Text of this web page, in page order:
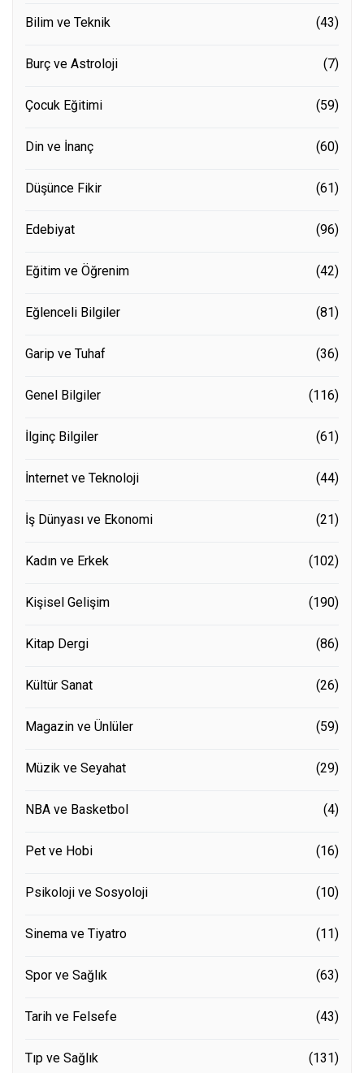
Bilim ve Teknik (43)
Burç ve Astroloji (7)
Çocuk Eğitimi (59)
Din ve İnanç (60)
Düşünce Fikir (61)
Edebiyat (96)
Eğitim ve Öğrenim (42)
Eğlenceli Bilgiler (81)
Garip ve Tuhaf (36)
Genel Bilgiler (116)
İlginç Bilgiler (61)
İnternet ve Teknoloji (44)
İş Dünyası ve Ekonomi (21)
Kadın ve Erkek (102)
Kişisel Gelişim (190)
Kitap Dergi (86)
Kültür Sanat (26)
Magazin ve Ünlüler (59)
Müzik ve Seyahat (29)
NBA ve Basketbol (4)
Pet ve Hobi (16)
Psikoloji ve Sosyoloji (10)
Sinema ve Tiyatro (11)
Spor ve Sağlık (63)
Tarih ve Felsefe (43)
Tıp ve Sağlık (131)